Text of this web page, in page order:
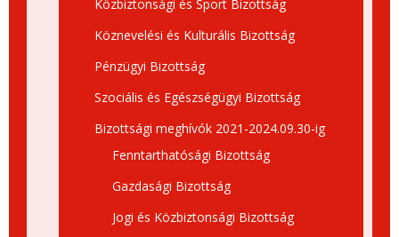
Közbiztonsági és Sport Bizottság
Köznevelési és Kulturális Bizottság
Pénzügyi Bizottság
Szociális és Egészségügyi Bizottság
Bizottsági meghívók 2021-2024.09.30-ig
Fenntarthatósági Bizottság
Gazdasági Bizottság
Jogi és Közbiztonsági Bizottság